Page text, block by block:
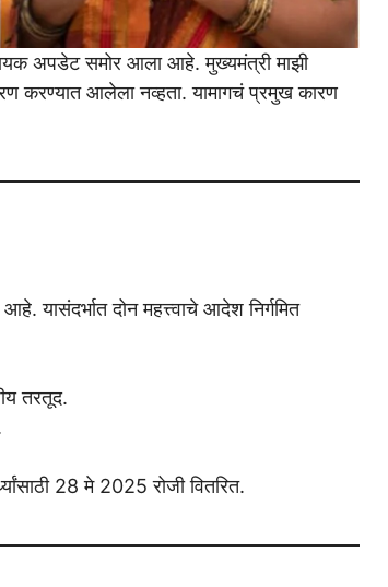
अपडेट समोर आला आहे. मुख्यमंत्री माझी
करण्यात आलेला नव्हता. यामागचं प्रमुख कारण
यासंदर्भात दोन महत्त्वाचे आदेश निर्गमित
तरतूद.
28 मे 2025 रोजी वितरित.